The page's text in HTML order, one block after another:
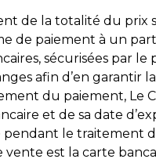
de la totalité du prix
de paiement à un
sécurisées par le
afin d’en garantir
du paiement, Le
et de sa date
le traitement
est la carte